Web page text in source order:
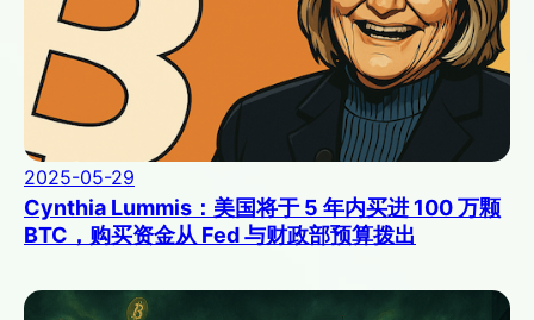
2025-05-29
Cynthia Lummis：美国将于 5 年内买进 100 万颗
BTC，购买资金从 Fed 与财政部预算拨出